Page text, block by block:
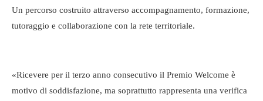
Un percorso costruito attraverso accompagnamento, formazione,
tutoraggio e collaborazione con la rete territoriale.
«Ricevere per il terzo anno consecutivo il Premio Welcome è
motivo di soddisfazione, ma soprattutto rappresenta una verifica